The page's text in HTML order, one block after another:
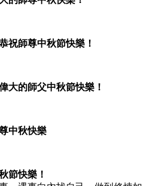
祝師尊中秋節快樂！
大的師父中秋節快樂！
中秋快樂
節快樂！